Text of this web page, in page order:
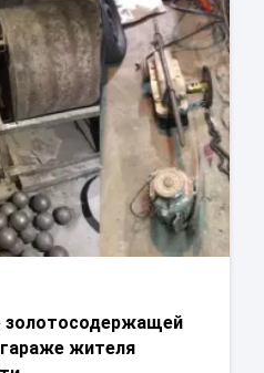
золотосодержащей
жителя